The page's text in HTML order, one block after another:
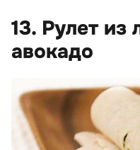
13. Рулет из
авокадо